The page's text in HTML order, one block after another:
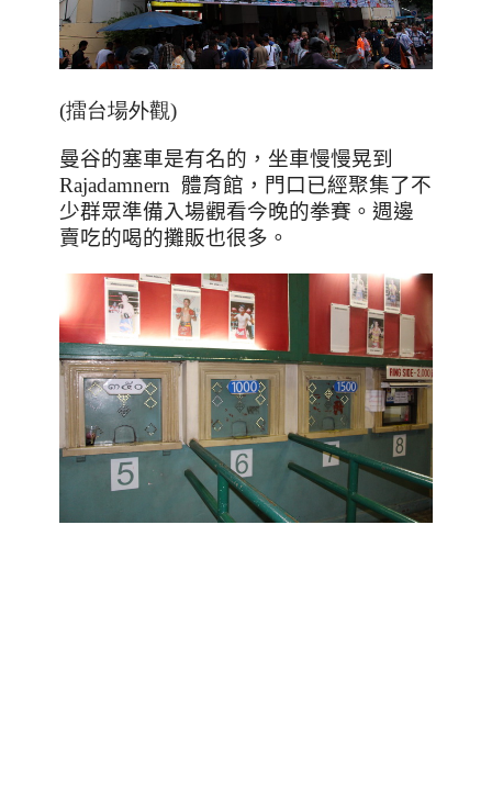
(擂台場外觀)
曼谷的塞車是有名的，坐車慢慢晃到
Rajadamnern 體育館，門口已經聚集了不
少群眾準備入場觀看今晚的拳賽。週邊
賣吃的喝的攤販也很多。